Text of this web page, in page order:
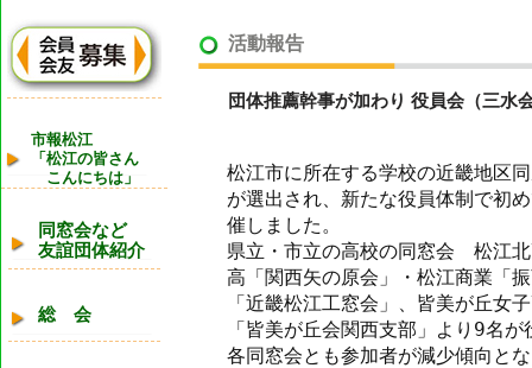
市報松江
「松江の皆さん
こんにちは」
同窓会など
友誼団体紹介
総 会
活動報告
団体推薦幹事が加わり 役員会（三水
松江市に所在する学校の近畿地区
が選出され、新たな役員体制で初
催しました。
県立・市立の高校の同窓会 松江
高「関西矢の原会」・松江商業「
「近畿松江工窓会」、皆美が丘女
「皆美が丘会関西支部」より9名
各同窓会とも参加者が減少傾向と